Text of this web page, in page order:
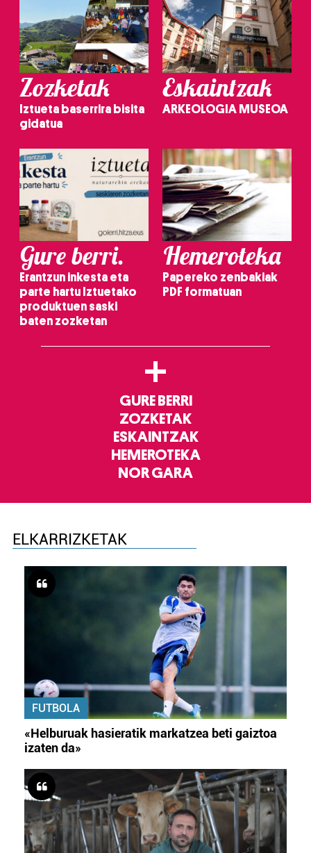
Zozketak
Iztueta baserrira bisita
gidatua
Eskaintzak
ARKEOLOGIA MUSEOA
Gure berri.
Erantzun inkesta eta
parte hartu Iztuetako
produktuen saski
baten zozketan
Hemeroteka
Papereko zenbakiak
PDF formatuan
+
GURE BERRI
ZOZKETAK
ESKAINTZAK
HEMEROTEKA
NOR GARA
ELKARRIZKETAK
FUTBOLA
«Helburuak hasieratik markatzea beti gaiztoa
izaten da»